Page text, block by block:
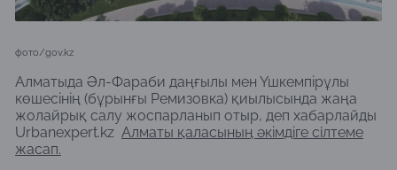
фото/gov.kz
Алматыда Әл-Фараби даңғылы мен Үшкемпірұлы
көшесінің (бұрынғы Ремизовка) қиылысында жаңа
жолайрық салу жоспарланып отыр, деп хабарлайды
Urbanexpert.kz Алматы қаласының әкімдіге сiлтеме
жасап.